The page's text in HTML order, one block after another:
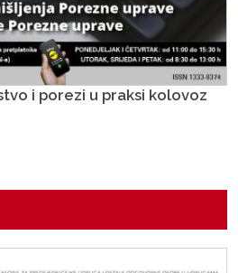
i porezi u praksi kolovoz